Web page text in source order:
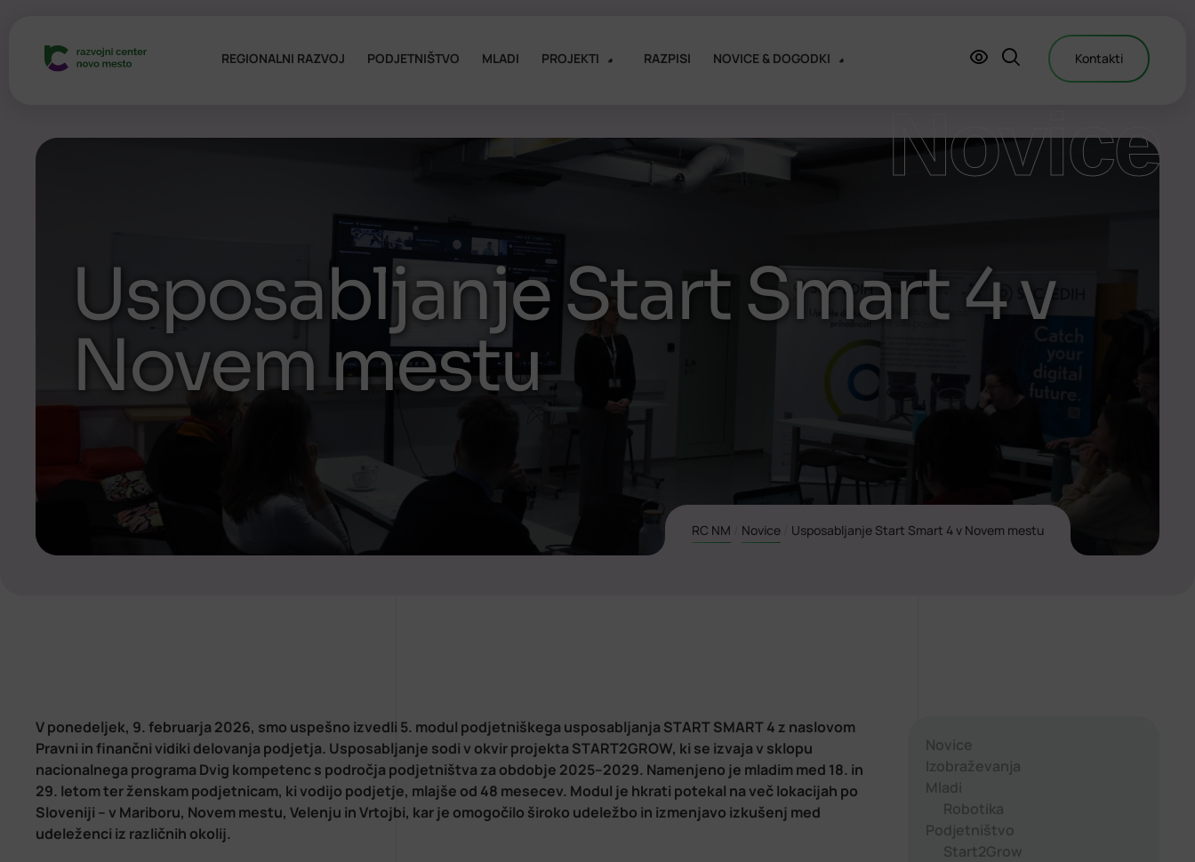
REGIONALNI RAZVOJ PODJETNIŠTVO MLADI PROJEKTI RAZPISI NOVICE & DOGODKI Kontakti
Usposabljanje Start Smart 4 v
Novem mestu
RC NM Novice Usposabljanje Start Smart 4 v Novem mestu
Novice
V ponedeljek, 9. februarja 2026, smo uspešno izvedli 5. modul podjetniškega usposabljanja START SMART 4 z naslovom
Pravni in finančni vidiki delovanja podjetja. Usposabljanje sodi v okvir projekta START2GROW, ki se izvaja v sklopu
nacionalnega programa Dvig kompetenc s področja podjetništva za obdobje 2025–2029. Namenjeno je mladim med 18. in
29. letom ter ženskam podjetnicam, ki vodijo podjetje, mlajše od 48 mesecev. Modul je hkrati potekal na več lokacijah po
Sloveniji – v Mariboru, Novem mestu, Velenju in Vrtojbi, kar je omogočilo široko udeležbo in izmenjavo izkušenj med
udeleženci iz različnih okolij.
Novice
Izobraževanja
Mladi
Robotika
Podjetništvo
Start2Grow